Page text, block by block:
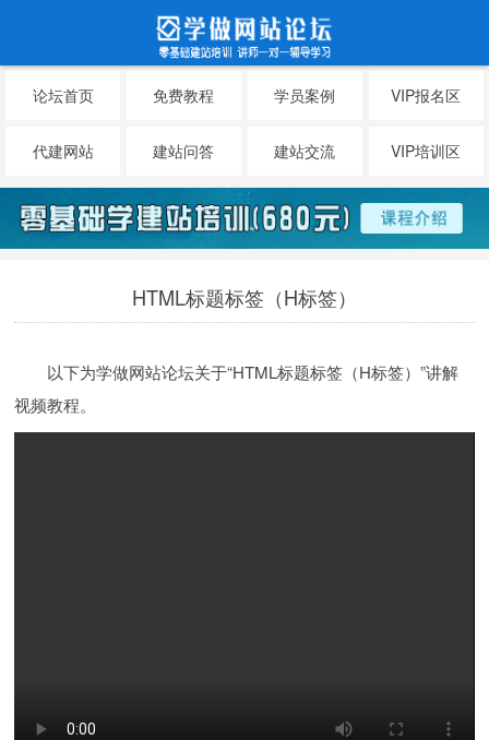
论坛首页 免费教程 学员案例 VIP报名区
代建网站 建站问答 建站交流 VIP培训区
HTML标题标签（H标签）
以下为学做网站论坛关于“HTML标题标签（H标签）”讲解
视频教程。